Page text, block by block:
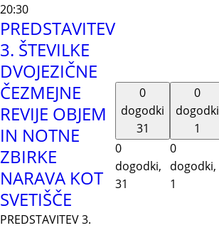
20:30
PREDSTAVITEV
3. ŠTEVILKE
DVOJEZIČNE
ČEZMEJNE
REVIJE OBJEM
IN NOTNE
ZBIRKE
NARAVA KOT
SVETIŠČE
PREDSTAVITEV 3.
0
dogodki
31
0
dogodki,
31
0
dogodki
1
0
dogodki,
1